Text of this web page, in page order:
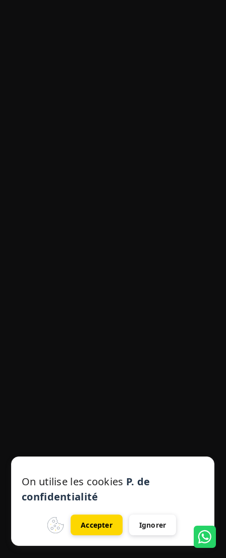
On utilise les cookies P. de
confidentialité
Accepter Ignorer